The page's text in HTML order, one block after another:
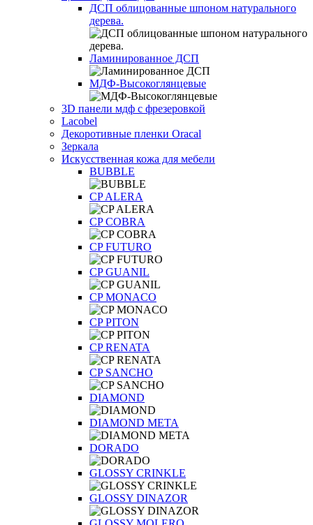
ДСП облицованные шпоном натурального
дерева.
Ламинированное ДСП
МДФ-Высокоглянцевые
3D панели мдф с фрезеровкой
Lacobel
Декоротивные пленки Oracal
Зеркала
Искусственная кожа для мебели
BUBBLE
CP ALERA
CP COBRA
CP FUTURO
CP GUANIL
CP MONACO
CP PITON
CP RENATA
CP SANCHO
DIAMOND
DIAMOND META
DORADO
GLOSSY CRINKLE
GLOSSY DINAZOR